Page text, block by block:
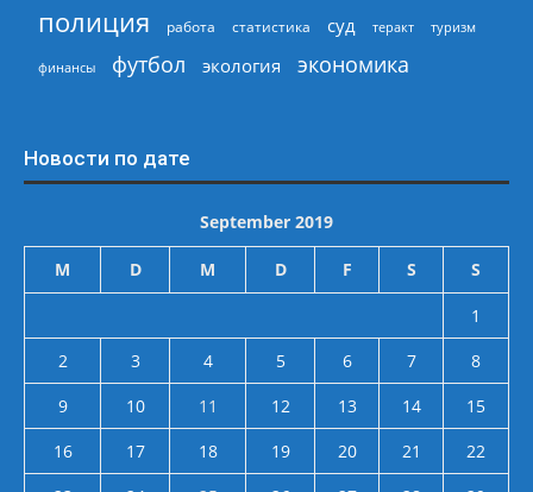
полиция работа статистика суд теракт туризм
финансы футбол экология экономика
Новости по дате
September 2019
M D M D F S S
1
2
3 4 5 6 7
8
9
10 11 12 13 14
15
16
17 18 19 20 21
22